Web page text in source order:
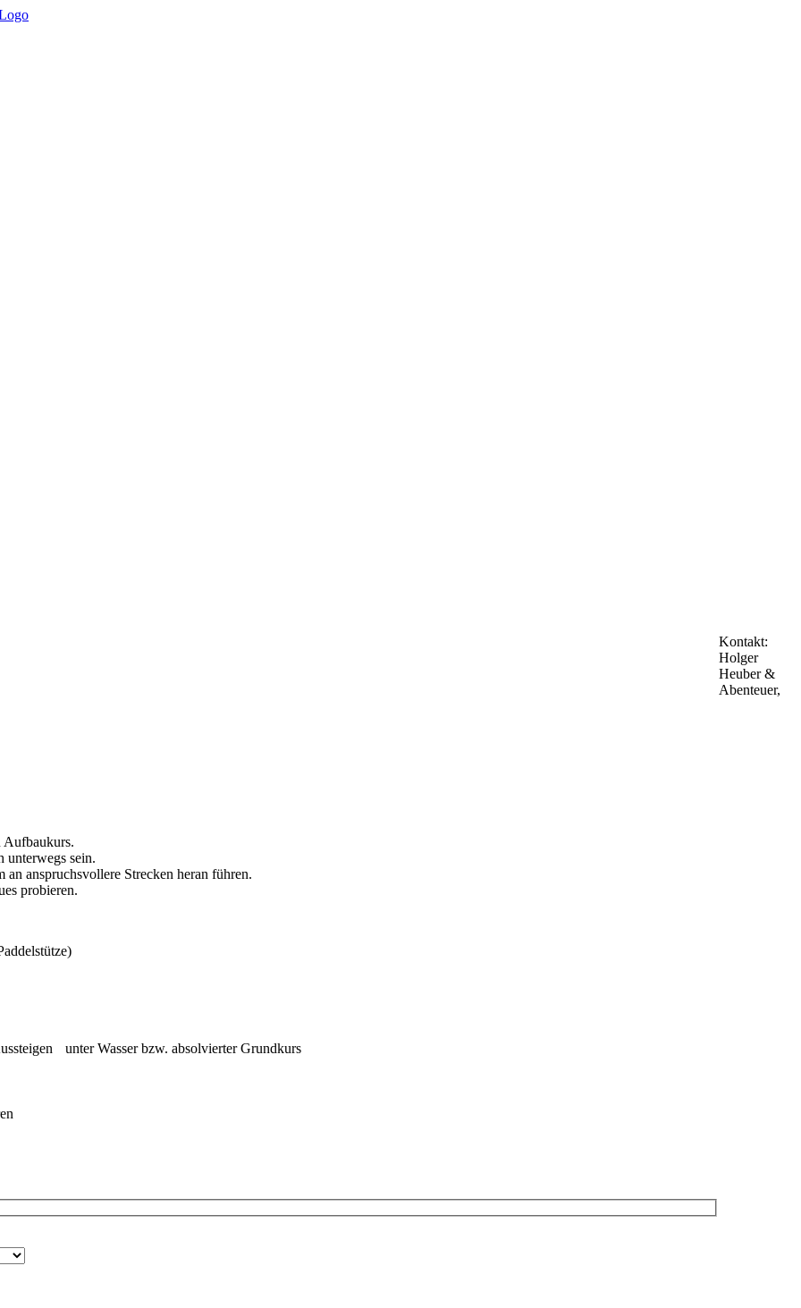
Aufbaukurs.
unterwegs sein.
anspruchsvollere Strecken heran führen.
probieren.
unter Wasser bzw. absolvierter Grundkurs
Kontakt:
Holger
Heuber &
Abenteuer,